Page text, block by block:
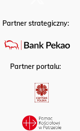
Partner strategiczny:
Partner portalu: